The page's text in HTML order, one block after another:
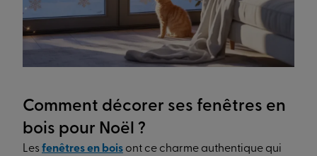
Comment décorer ses fenêtres en
bois pour Noël ?
Les fenêtres en bois ont ce charme authentique qui